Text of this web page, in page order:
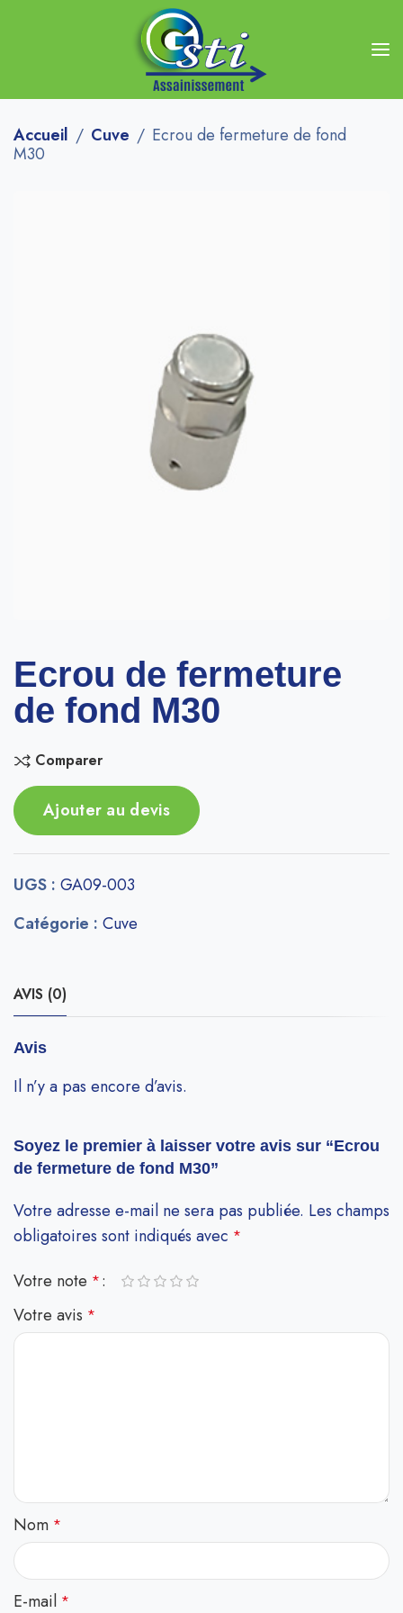
Accueil Cuve
Ecrou de fermeture de fond
M30
Ecrou de fermeture
de fond M30
Comparer
Ajouter au devis
UGS : GA09-003
Catégorie : Cuve
AVIS (0)
Avis
Il n’y a pas encore d’avis.
Soyez le premier à laisser votre avis sur “Ecrou
de fermeture de fond M30”
Votre adresse e-mail ne sera pas publiée. Les champs
obligatoires sont indiqués avec *
Votre note *
Votre avis *
Nom *
E-mail *